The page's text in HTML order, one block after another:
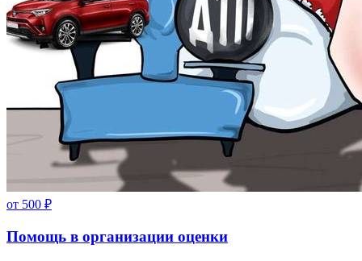
от 500 ₽
Помощь в организации оценки